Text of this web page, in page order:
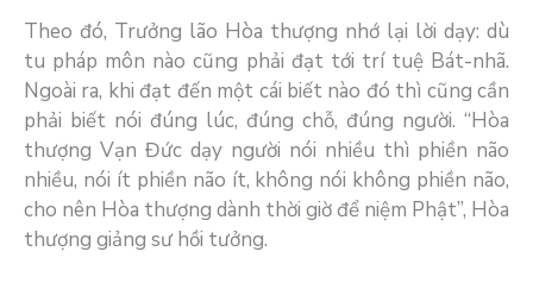
Theo đó, Trưởng lão Hòa thượng nhớ lại lời dạy: dù
tu pháp môn nào cũng phải đạt tới trí tuệ Bát-nhã.
Ngoài ra, khi đạt đến một cái biết nào đó thì cũng cần
phải biết nói đúng lúc, đúng chỗ, đúng người. “Hòa
thượng Vạn Đức dạy người nói nhiều thì phiền não
nhiều, nói ít phiền não ít, không nói không phiền não,
cho nên Hòa thượng dành thời giờ để niệm Phật”, Hòa
thượng giảng sư hồi tưởng.